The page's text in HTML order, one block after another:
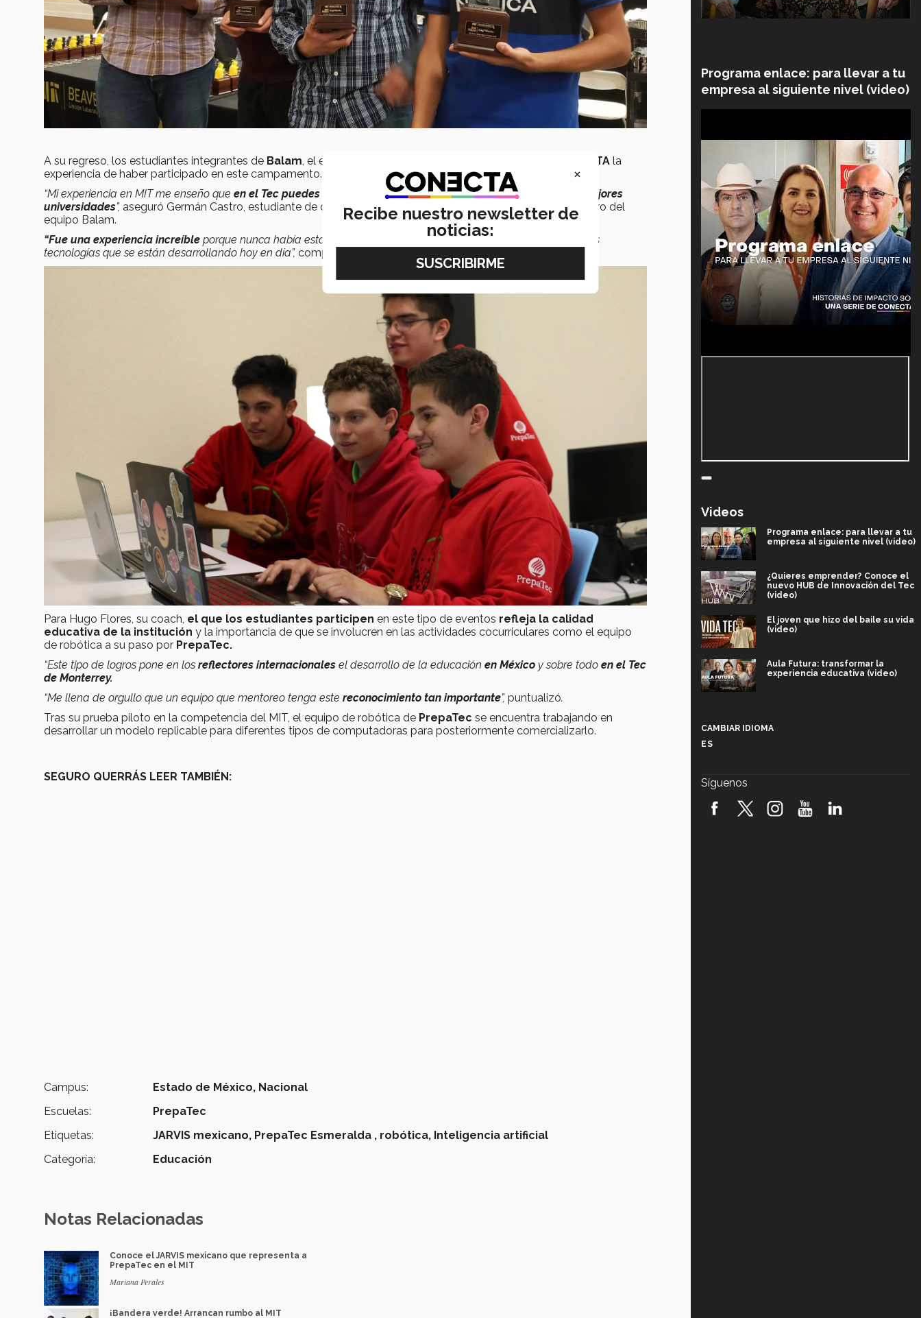
A su regreso, los estudiantes integrantes de Balam , el equipo de robótica, cuentan en entrevista para CONECTA la
experiencia de haber participado en este campamento.
“Mi experiencia en MIT me enseño que en el Tec puedes cumplir oportunidadesque están al alcance de las
mejores
universidades”, aseguró Germán Castro, estudiante de quinto semestre de Bachillerato Internacional y miembro del
equipo Balam.
“Fue una experiencia increíble porque nunca había estado en un lugar donde pudiera involucrarme tanto en las
tecnologías que se están desarrollando hoy en día”, compartió Adolfo Moreno Silva.
Para Hugo Flores, su coach, el que los estudiantes participen en este tipo de eventos refleja la calidad
educativa de la institución y la importancia de que se involucren en las actividades cocurriculares como el equipo
de robótica a su paso por PrepaTec.
“Este tipo de logros pone en los reflectores internacionales el desarrollo de la educación en México y sobre todo en el Tec
de Monterrey.
“Me llena de orgullo que un equipo que mentoreo tenga este reconocimiento tan importante”, puntualizó.
Tras su prueba piloto en la competencia del MIT, el equipo de robótica de PrepaTec se encuentra trabajando en
desarrollar un modelo replicable para diferentes tipos de computadoras para posteriormente comercializarlo.
SEGURO QUERRÁS LEER TAMBIÉN:
Campus: Estado de México, Nacional
Escuelas:
PrepaTec
Etiquetas:
JARVIS mexicano, PrepaTec Esmeralda , robótica, Inteligencia artificial
Categoría:
Educación
Notas Relacionadas
Conoce el JARVIS mexicano que representa a
PrepaTec en el MIT
Mariana Perales
¡Bandera verde! Arrancan rumbo al MIT
Programa enlace: para llevar a tu
empresa al siguiente nivel (video)
Videos
Programa enlace: para llevar a tu
empresa al siguiente nivel (video)
¿Quieres emprender? Conoce el
nuevo HUB de Innovación del Tec
(video)
El joven que hizo del baile su vida
(video)
Aula Futura: transformar la
experiencia educativa (video)
robótica FIRST 2026! (video)
CAMBIAR IDIOMA
ES
Síguenos
×
Recibe nuestro newsletter de
noticias: